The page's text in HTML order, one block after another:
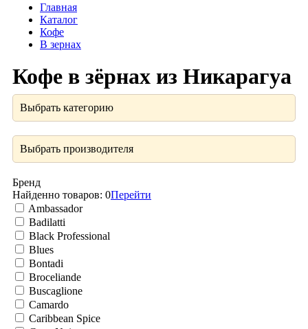
Главная
Каталог
Кофе
В зернах
Кофе в зёрнах из Никарагуа
Выбрать категорию
Выбрать производителя
Бренд
Найденно товаров: 0Перейти
Ambassador
Badilatti
Black Professional
Blues
Bontadi
Broceliande
Buscaglione
Camardo
Caribbean Spice